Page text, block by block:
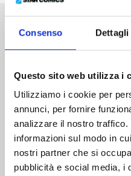
Consenso Dettagli
Questo sito web utilizza i
Utilizziamo i cookie per
annunci, per fornire
analizzare il nostro traffico.
informazioni sul modo in
nostri partner che si
pubblicità e social media, i
Altri volumi